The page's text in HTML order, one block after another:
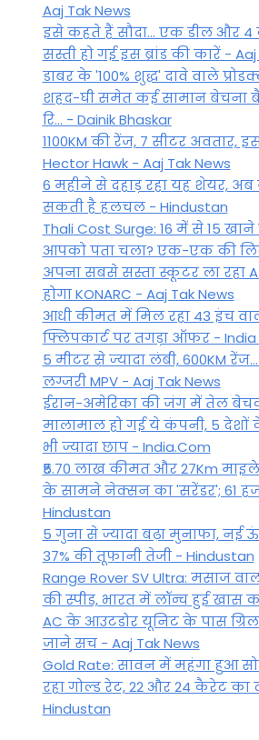
Aaj Tak News
इसे कहते हैं सौदा... एक डील और
सस्ती हो गई इस ब्रांड की कारें - Aaj
डाबर के '100% शुद्ध' दावे वाले
शहद-घी समेत कई सामान बेचना
रि... - Dainik Bhaskar
1100KM की रेंज, 7 सीटर अवतार,
Hector Hawk - Aaj Tak News
6 महीने से दहाड़ रहा यह शेयर, अब
सकती है हलचल - Hindustan
Thali Cost Surge: 16 में से 15
आपको पता चला? एक-एक की
अपना सबसे सस्ता स्कूटर ला रहा
होगा KONARC - Aaj Tak News
आधी कीमत में मिल रहा 43 इंच
फ्लिपकार्ट पर तगड़ा ऑफर - India
5 मीटर से ज्यादा लंबी, 600KM
लग्जरी MPV - Aaj Tak News
ईरान-अमेरिका की जंग में तेल
मालामाल हो गई ये कंपनी, 5
भी ज्यादा छाप - India.Com
₹5.70 लाख कीमत और 27Km
के सामने नेक्सन का 'सरेंडर'; 61
Hindustan
5 गुना से ज्यादा बढ़ा मुनाफा, नई
37% की तूफानी तेजी - Hindustan
Range Rover SV Ultra: मसाज
की स्पीड, भारत में लॉन्च हुई खास
AC के आउटडोर यूनिट के पास
जाने सच - Aaj Tak News
Gold Rate: सावन में महंगा हुआ
रहा गोल्ड रेट, 22 और 24 कैरेट का
Hindustan